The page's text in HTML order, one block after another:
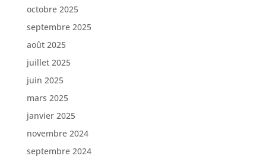
octobre 2025
septembre 2025
août 2025
juillet 2025
juin 2025
mars 2025
janvier 2025
novembre 2024
septembre 2024